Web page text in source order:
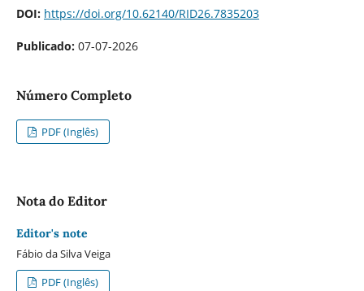
DOI: https://doi.org/10.62140/RID26.7835203
Publicado: 07-07-2026
Número Completo
PDF (Inglês)
Nota do Editor
Editor's note
Fábio da Silva Veiga
PDF (Inglês)